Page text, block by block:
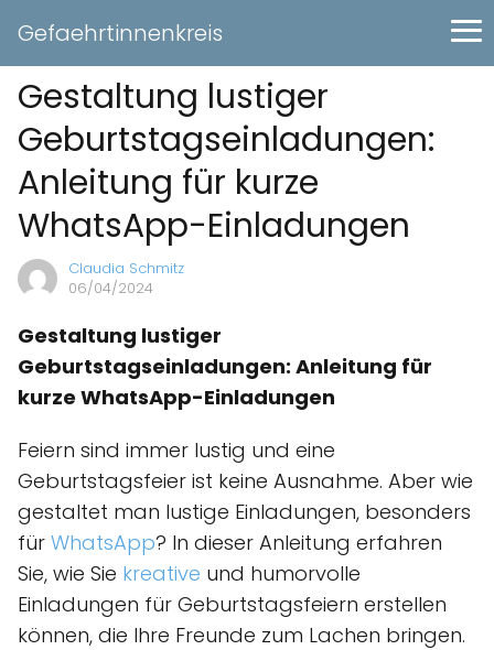
Gefaehrtinnenkreis
Gestaltung lustiger
Geburtstagseinladungen:
Anleitung für kurze
WhatsApp-Einladungen
Claudia Schmitz
06/04/2024
Gestaltung lustiger
Geburtstagseinladungen: Anleitung für
kurze WhatsApp-Einladungen
Feiern sind immer lustig und eine
Geburtstagsfeier ist keine Ausnahme. Aber wie
gestaltet man lustige Einladungen, besonders
für WhatsApp? In dieser Anleitung erfahren
Sie, wie Sie kreative und humorvolle
Einladungen für Geburtstagsfeiern erstellen
können, die Ihre Freunde zum Lachen bringen.